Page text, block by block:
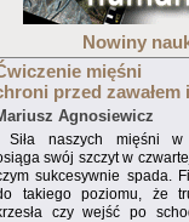
Nowiny
mięśni
przed zawałem
Agnosiewicz
Siła naszych mięśni
swój szczyt w
sukcesywnie spada.
takiego poziomu, że
czy wejść po